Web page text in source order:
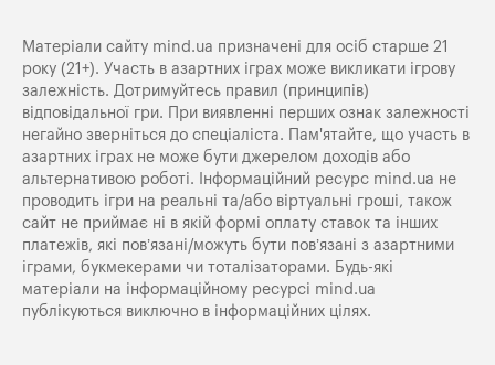
Матеріали сайту mind.ua призначені для осіб старше 21
року (21+). Участь в азартних іграх може викликати ігрову
залежність. Дотримуйтесь правил (принципів)
відповідальної гри. При виявленні перших ознак залежності
негайно зверніться до спеціаліста. Пам'ятайте, що участь в
азартних іграх не може бути джерелом доходів або
альтернативою роботі. Інформаційний ресурс mind.ua не
проводить ігри на реальні та/або віртуальні гроші, також
сайт не приймає ні в якій формі оплату ставок та інших
платежів, які пов’язані/можуть бути пов’язані з азартними
іграми, букмекерами чи тоталізаторами. Будь-які
матеріали на інформаційному ресурсі mind.ua
публікуються виключно в інформаційних цілях.